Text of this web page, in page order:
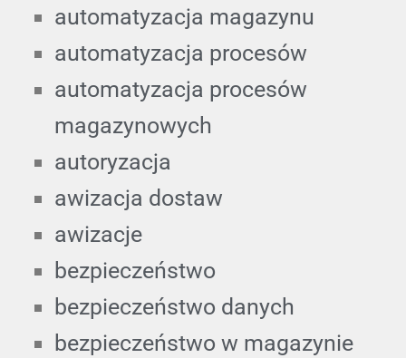
automatyzacja magazynu
automatyzacja procesów
automatyzacja procesów
magazynowych
autoryzacja
awizacja dostaw
awizacje
bezpieczeństwo
bezpieczeństwo danych
bezpieczeństwo w magazynie